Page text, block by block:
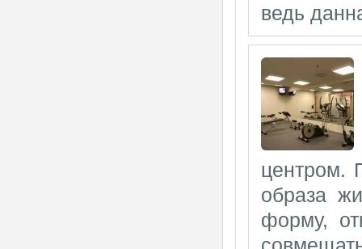
ведь
центром.
образа
форму,